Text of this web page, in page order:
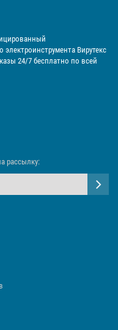
электроинструмента Вирутекс
24/7 бесплатно по всей
рассылку: